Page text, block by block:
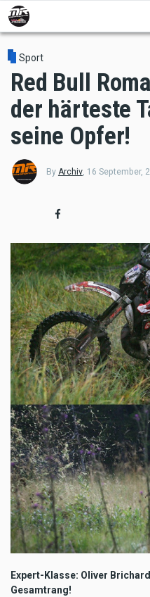
Skip
to
main
content
Sport
Red Bull
der härteste
seine Opfer!
By Archiv, 16 September,
Expert-Klasse: Oliver
Gesamtrang!